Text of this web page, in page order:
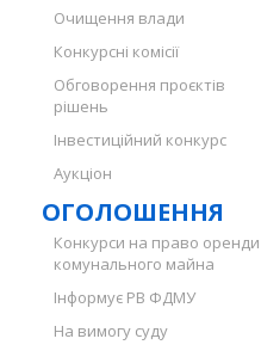
Очищення влади
Конкурсні комісії
Обговорення проєктів
рішень
Інвестиційний конкурс
Аукціон
ОГОЛОШЕННЯ
Конкурси на право оренди
комунального майна
Інформує РВ ФДМУ
На вимогу суду